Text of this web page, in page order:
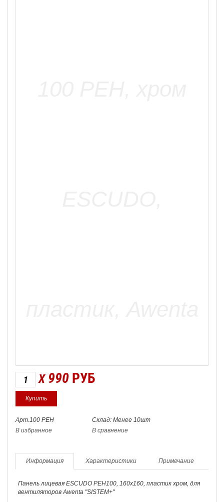
X 990 РУБ
Арт.100 PEH
Склад: Менее 10шт
В избранное
В сравнение
Информация Характеристики Примечание
Панель лицевая ESCUDO PEH100, 160х160, пластик хром, для
вентиляторов Awenta "SISTEM+"